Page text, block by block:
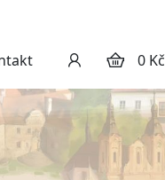
0 Kč